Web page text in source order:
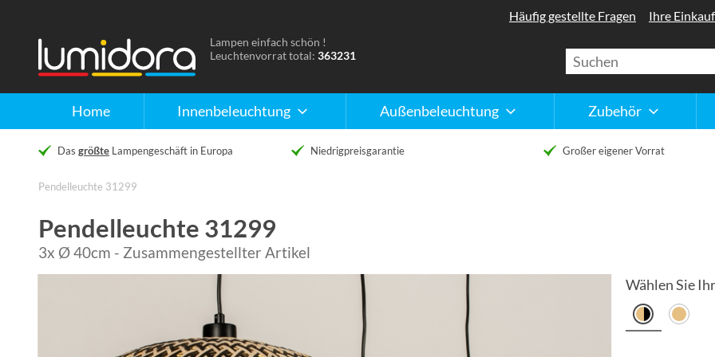
Home Innenbeleuchtung Außenbeleuchtung Zubehör
Häufig gestellte Fragen Ihre
Naar
de
Lampen einfach schön !
Leuchtenvorrat total: 363231
Das größte Lampengeschäft in Europa Niedrigpreisgarantie Großer eigener Vorrat
Pendelleuchte 31299
Pendelleuchte 31299
3x Ø 40cm - Zusammengestellter Artikel
Wählen Sie